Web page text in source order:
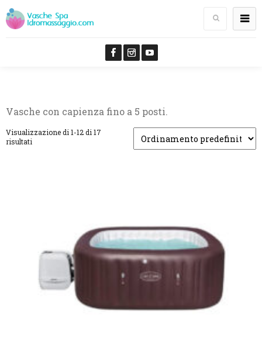
Vasche con capienza fino a 5 posti.
Visualizzazione di 1-12 di 17
risultati